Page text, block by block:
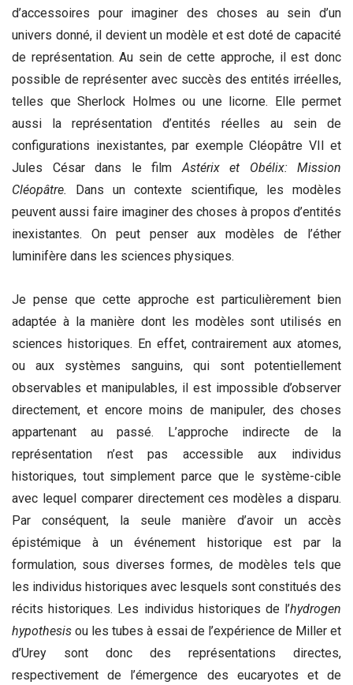
d’accessoires pour imaginer des choses au sein d’un
univers donné, il devient un modèle et est doté de capacité
de représentation. Au sein de cette approche, il est donc
possible de représenter avec succès des entités irréelles,
telles que Sherlock Holmes ou une licorne. Elle permet
aussi la représentation d’entités réelles au sein de
configurations inexistantes, par exemple Cléopâtre VII et
Jules César dans le filmAstérix et Obélix: Mission
Cléopâtre.
Dans un contexte scientifique, les modèles
peuvent aussi faire imaginer des choses à propos d’entités
inexistantes. On peut penser aux modèles de l’éther
luminifère dans les sciences physiques.
Je pense que cette approche est particulièrement bien
adaptée à la manière dont les modèles sont utilisés en
sciences historiques. En effet, contrairement aux atomes,
ou aux systèmes sanguins, qui sont potentiellement
observables et manipulables, il est impossible d’observer
directement, et encore moins de manipuler, des choses
appartenant au passé. L’approche indirecte de la
représentation n’est pas accessible aux individus
historiques, tout simplement parce que le système-cible
avec lequel comparer directement ces modèles a disparu.
Par conséquent, la seule manière d’avoir un accès
épistémique à un événement historique est par la
formulation, sous diverses formes, de modèles tels que
les individus historiques avec lesquels sont constitués des
récits historiques. Les individus historiques de l’hydrogen
hypothesis ou les tubes à essai de l’expérience de Miller et
d’Urey sont donc des représentations directes,
respectivement de l’émergence des eucaryotes et de